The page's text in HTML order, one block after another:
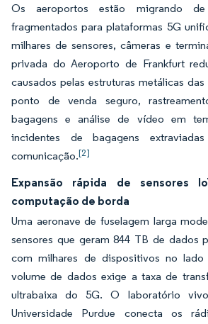
Os aeroportos estão migrando de
fragmentados para plataformas 5G
milhares de sensores, câmeras e
privada do Aeroporto de Frankfurt
causados pelas estruturas metálicas
ponto de venda seguro,
bagagens e análise de vídeo em
incidentes de bagagens
comunicação.[2]
Expansão rápida de sensores
computação de borda
Uma aeronave de fuselagem larga
sensores que geram 844 TB de dados
com milhares de dispositivos no
volume de dados exige a taxa de
ultrabaixa do 5G. O laboratório
Universidade Purdue conecta os